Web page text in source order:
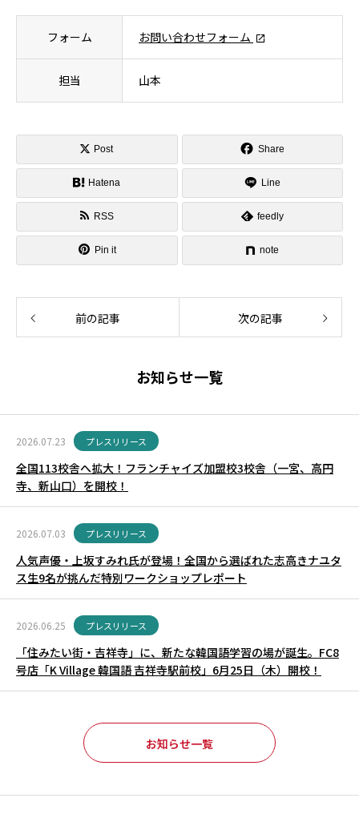
フォーム お問い合わせフォーム
担当 山本
Post Share
Hatena Line
RSS feedly
Pin it note
前の記事 次の記事
お知らせ一覧
2026.07.23 プレスリリース
全国113校舎へ拡大！フランチャイズ加盟校3校舎（一宮、高円
寺、新山口）を開校！
2026.07.03 プレスリリース
人気声優・上坂すみれ氏が登場！全国から選ばれた志高きナユタ
ス生9名が挑んだ特別ワークショップレポート
2026.06.25 プレスリリース
「住みたい街・吉祥寺」に、新たな韓国語学習の場が誕生。FC8
号店「K Village 韓国語 吉祥寺駅前校」6月25日（木）開校！
お知らせ一覧